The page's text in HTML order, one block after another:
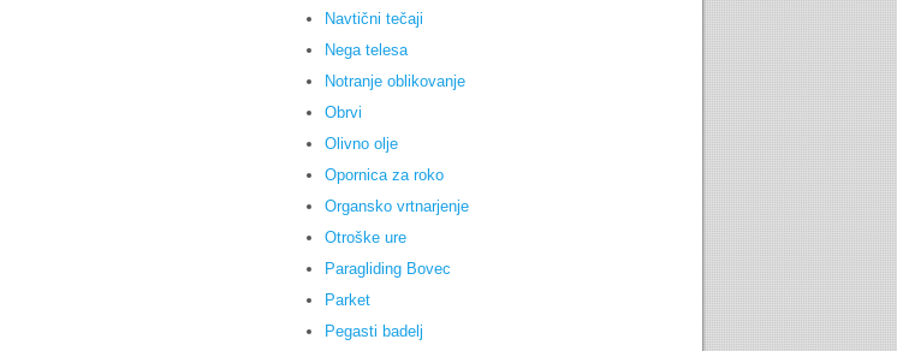
Navtični tečaji
Nega telesa
Notranje oblikovanje
Obrvi
Olivno olje
Opornica za roko
Organsko vrtnarjenje
Otroške ure
Paragliding Bovec
Parket
Pegasti badelj